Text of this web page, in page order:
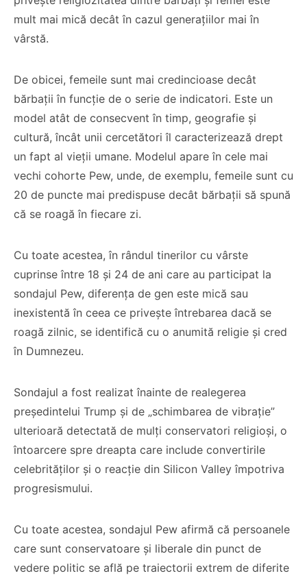
mult mai mică decât în cazul generațiilor mai în
vârstă.
De obicei, femeile sunt mai credincioase decât
bărbații în funcție de o serie de indicatori. Este un
model atât de consecvent în timp, geografie și
cultură, încât unii cercetători îl caracterizează drept
un fapt al vieții umane. Modelul apare în cele mai
vechi cohorte Pew, unde, de exemplu, femeile sunt cu
20 de puncte mai predispuse decât bărbații să spună
că se roagă în fiecare zi.
Cu toate acestea, în rândul tinerilor cu vârste
cuprinse între 18 și 24 de ani care au participat la
sondajul Pew, diferența de gen este mică sau
inexistentă în ceea ce privește întrebarea dacă se
roagă zilnic, se identifică cu o anumită religie și cred
în Dumnezeu.
Sondajul a fost realizat înainte de realegerea
președintelui Trump și de „schimbarea de vibrație”
ulterioară detectată de mulți conservatori religioși, o
întoarcere spre dreapta care include convertirile
celebrităților și o reacție din Silicon Valley împotriva
progresismului.
Cu toate acestea, sondajul Pew afirmă că persoanele
care sunt conservatoare și liberale din punct de
vedere politic se află pe traiectorii extrem de diferite